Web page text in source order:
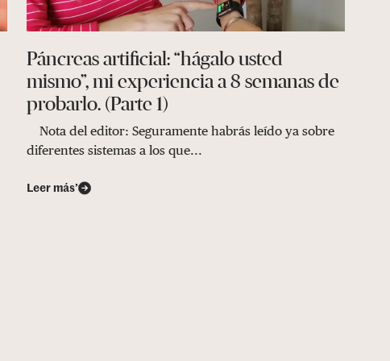
Páncreas artificial: “hágalo usted
mismo”, mi experiencia a 8 semanas de
probarlo. (Parte 1)
Nota del editor: Seguramente habrás leído ya sobre
diferentes sistemas a los que...
Leer más’